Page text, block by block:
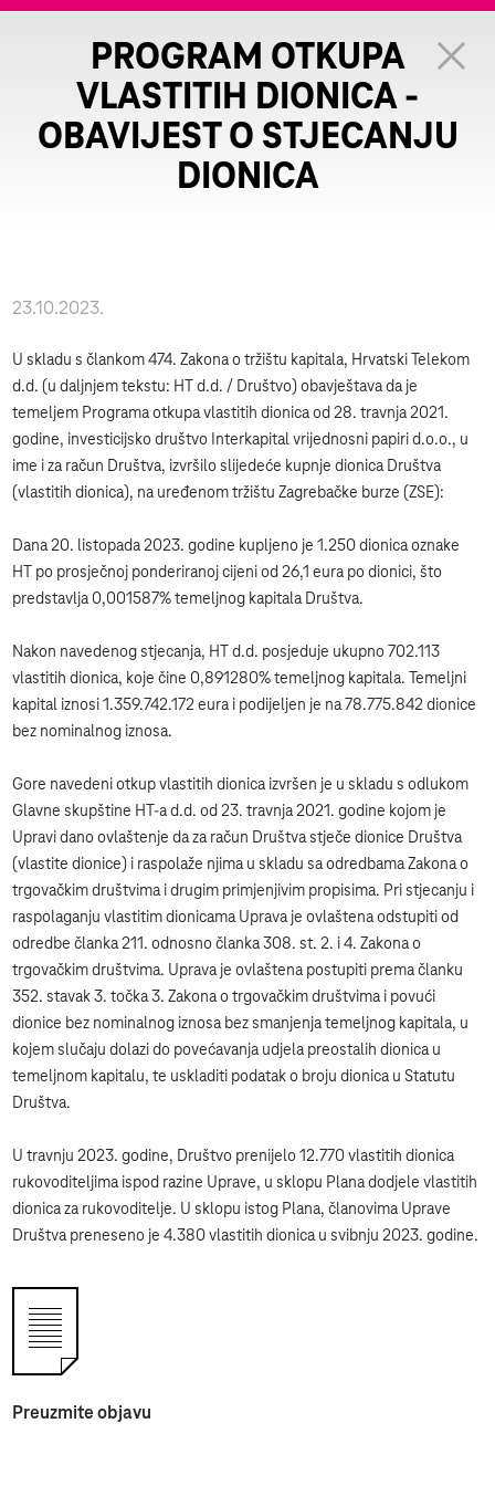
PROGRAM OTKUPA
VLASTITIH DIONICA -
OBAVIJEST O STJECANJU
DIONICA
23.10.2023.
U skladu s člankom 474. Zakona o tržištu kapitala, Hrvatski Telekom
d.d. (u daljnjem tekstu: HT d.d. / Društvo) obavještava da je
temeljem Programa otkupa vlastitih dionica od 28. travnja 2021.
godine, investicijsko društvo Interkapital vrijednosni papiri d.o.o., u
ime i za račun Društva, izvršilo slijedeće kupnje dionica Društva
(vlastitih dionica), na uređenom tržištu Zagrebačke burze (ZSE):
Dana 20. listopada 2023. godine kupljeno je 1.250 dionica oznake
HT po prosječnoj ponderiranoj cijeni od 26,1 eura po dionici, što
predstavlja 0,001587% temeljnog kapitala Društva.
Nakon navedenog stjecanja, HT d.d. posjeduje ukupno 702.113
vlastitih dionica, koje čine 0,891280% temeljnog kapitala. Temeljni
kapital iznosi 1.359.742.172 eura i podijeljen je na 78.775.842 dionice
bez nominalnog iznosa.
Gore navedeni otkup vlastitih dionica izvršen je u skladu s odlukom
Glavne skupštine HT-a d.d. od 23. travnja 2021. godine kojom je
Upravi dano ovlaštenje da za račun Društva stječe dionice Društva
(vlastite dionice) i raspolaže njima u skladu sa odredbama Zakona o
trgovačkim društvima i drugim primjenjivim propisima. Pri stjecanju i
raspolaganju vlastitim dionicama Uprava je ovlaštena odstupiti od
odredbe članka 211. odnosno članka 308. st. 2. i 4. Zakona o
trgovačkim društvima. Uprava je ovlaštena postupiti prema članku
352. stavak 3. točka 3. Zakona o trgovačkim društvima i povući
dionice bez nominalnog iznosa bez smanjenja temeljnog kapitala, u
kojem slučaju dolazi do povećavanja udjela preostalih dionica u
temeljnom kapitalu, te uskladiti podatak o broju dionica u Statutu
Društva.
U travnju 2023. godine, Društvo prenijelo 12.770 vlastitih dionica
rukovoditeljima ispod razine Uprave, u sklopu Plana dodjele vlastitih
dionica za rukovoditelje. U sklopu istog Plana, članovima Uprave
Društva preneseno je 4.380 vlastitih dionica u svibnju 2023. godine.
Preuzmite objavu